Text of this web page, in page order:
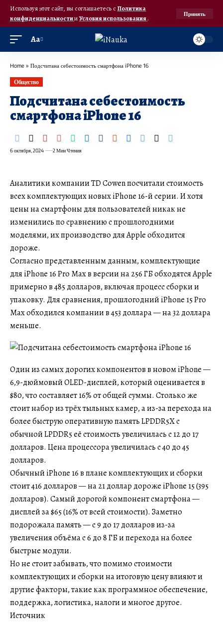
Используя этот сайт, вы соглашаетесь с Политика
конфиденциальностииУсловия использования.
Принять
Аа
Home » Подсчитана себестоимость смартфона iPhone 16
Общество
Подсчитана себестоимость
смартфона iPhone 16
6 октября, 2024 2 Мин Чтения
Аналитики компании TD Cowen посчитали стоимость
всех комплектующих новых iPhone 16-й серии. И хотя
цены на смартфоны для пользователей никак не
изменились по сравнению с прошлогодними
моделями, их производство для Apple обходится
дороже.
Согласно представленным данным, комплектующие
для iPhone 16 Pro Max в версии на 256 ГБ обходятся Apple
примерно в 485 долларов, включая процесс сборки и
упаковку. Для сравнения, прошлогодний iPhone 15 Pro
Max обходился компании в 453 доллара — на 32 доллара
меньше.
Один из самых дорогих компонентов в новом iPhone —
6,9-дюймовый OLED-дисплей, который оценивается в
$80, что составляет 16% от общей суммы. Столько же
стоит набор из трёх тыльных камер, а из-за перехода на
более быструю оперативную память LPDDR5X с
обычной LPDDR5 её стоимость увеличилась с 12 до 17
долларов. Цена процессора увеличилась с 40 до 45
долларов.
Обычный iPhone 16 в плане комплектующих и сборки
стоит 416 долларов — на 21 доллар дороже iPhone 15 (395
долларов). Самый дорогой компонент смартфона —
дисплей за $65 (16% от всей стоимости). Заметно
подорожала память — с 9 до 17 долларов из-за
увеличения объёма с 6 до 8 ГБ и перехода на более
быстрые модули.
Но не стоит забывать, что помимо стоимости
комплектующих и сборки на итоговую цену влияют и
другие факторы, такие как программное обеспечение,
поддержка, логистика, налоги и многое другое.
Источник